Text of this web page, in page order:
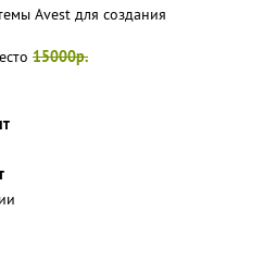
Avest для создания
15000р.